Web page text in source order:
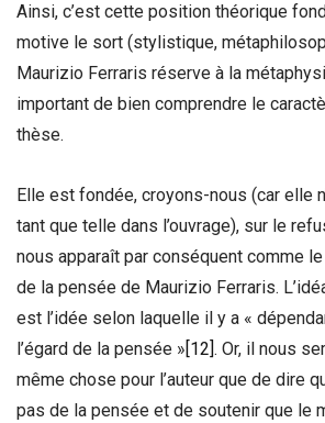
Ainsi, c’est cette position théorique
motive le sort (stylistique,
Maurizio Ferraris réserve à la
important de bien comprendre le
thèse.
Elle est fondée, croyons-nous (car elle
tant que telle dans l’ouvrage), sur le
nous apparaît par conséquent comme
de la pensée de Maurizio Ferraris.
est l’idée selon laquelle il y a «
l’égard de la pensée » [12] . Or, il nous
même chose pour l’auteur que de dire
pas de la pensée et de soutenir que le